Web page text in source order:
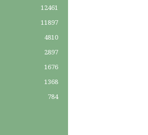
12461
11897
4810
2897
1676
1368
784